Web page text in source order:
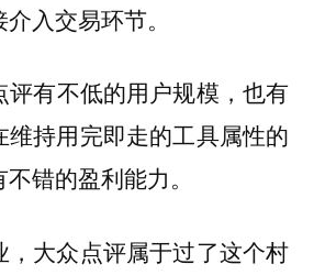
入交易环节。
评有不低的用户规模，也有
维持用完即走的工具属性的
错的盈利能力。
，大众点评属于过了这个村